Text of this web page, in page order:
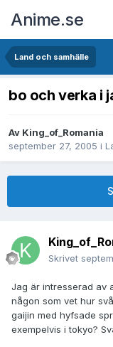
Anime.se
Land och samhälle
bo och verka i
Av King_of_Romania
september 27, 2005 i
Skrivet
Jag är intresserad av
någon som vet hur
gaijin med hyfsade
exempelvis i tokyo?